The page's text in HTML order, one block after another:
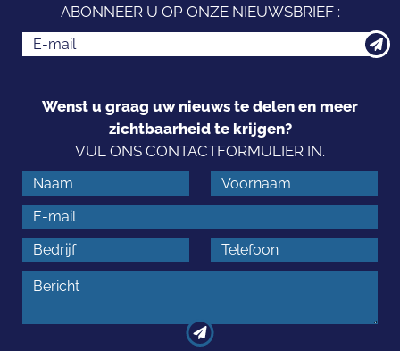
ABONNEER U OP ONZE NIEUWSBRIEF :
Wenst u graag uw nieuws te delen en meer
zichtbaarheid te krijgen?
VUL ONS CONTACTFORMULIER IN.